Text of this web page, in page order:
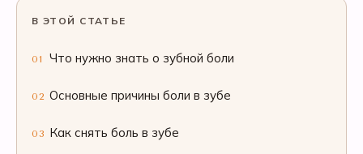
В ЭТОЙ СТАТЬЕ
01 Что нужно знать о зубной боли
02 Основные причины боли в зубе
03 Как снять боль в зубе